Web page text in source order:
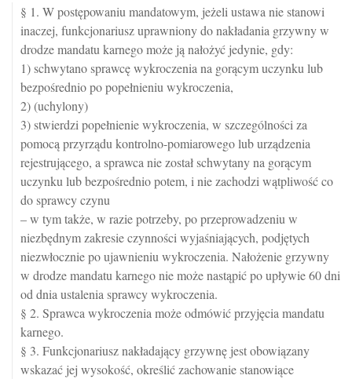
§ 1. W postępowaniu mandatowym, jeżeli ustawa nie stanowi
inaczej, funkcjonariusz uprawniony do nakładania grzywny w
drodze mandatu karnego może ją nałożyć jedynie, gdy:
1) schwytano sprawcę wykroczenia na gorącym uczynku lub
bezpośrednio po popełnieniu wykroczenia,
2) (uchylony)
3) stwierdzi popełnienie wykroczenia, w szczególności za
pomocą przyrządu kontrolno-pomiarowego lub urządzenia
rejestrującego, a sprawca nie został schwytany na gorącym
uczynku lub bezpośrednio potem, i nie zachodzi wątpliwość co
do sprawcy czynu
– w tym także, w razie potrzeby, po przeprowadzeniu w
niezbędnym zakresie czynności wyjaśniających, podjętych
niezwłocznie po ujawnieniu wykroczenia. Nałożenie grzywny
w drodze mandatu karnego nie może nastąpić po upływie 60 dni
od dnia ustalenia sprawcy wykroczenia.
§ 2. Sprawca wykroczenia może odmówić przyjęcia mandatu
karnego.
§ 3. Funkcjonariusz nakładający grzywnę jest obowiązany
wskazać jej wysokość, określić zachowanie stanowiące